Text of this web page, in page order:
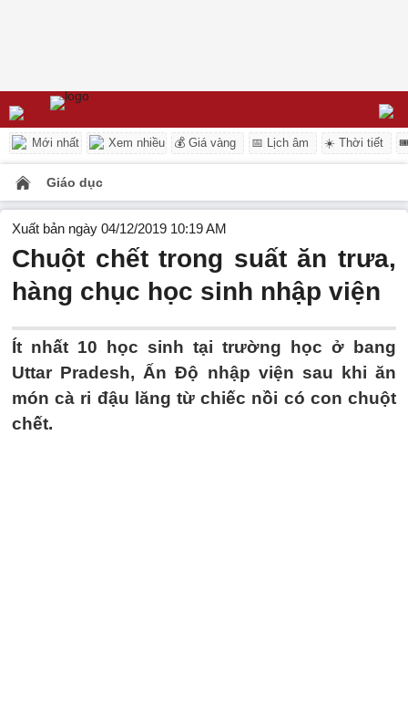
Mới nhất Xem nhiều 💰 Giá vàng 📅 Lịch âm ☀️ Thời tiết
Giáo dục
Xuất bản ngày 04/12/2019 10:19 AM
Chuột chết trong suất ăn trưa,
hàng chục học sinh nhập viện
Ít nhất 10 học sinh tại trường học ở bang
Uttar Pradesh, Ấn Độ nhập viện sau khi ăn
món cà ri đậu lăng từ chiếc nồi có con chuột
chết.